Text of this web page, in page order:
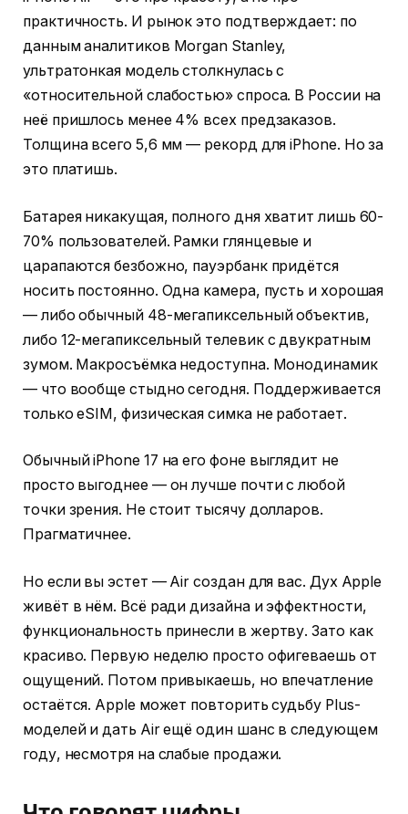
практичность. И рынок это подтверждает: по
данным аналитиков Morgan Stanley,
ультратонкая модель столкнулась с
«относительной слабостью» спроса. В России на
неё пришлось менее 4% всех предзаказов.
Толщина всего 5,6 мм — рекорд для iPhone. Но за
это платишь.
Батарея никакущая, полного дня хватит лишь 60-
70% пользователей. Рамки глянцевые и
царапаются безбожно, пауэрбанк придётся
носить постоянно. Одна камера, пусть и хорошая
— либо обычный 48-мегапиксельный объектив,
либо 12-мегапиксельный телевик с двукратным
зумом. Макросъёмка недоступна. Монодинамик
— что вообще стыдно сегодня. Поддерживается
только eSIM, физическая симка не работает.
Обычный iPhone 17 на его фоне выглядит не
просто выгоднее — он лучше почти с любой
точки зрения. Не стоит тысячу долларов.
Прагматичнее.
Но если вы эстет — Air создан для вас. Дух Apple
живёт в нём. Всё ради дизайна и эффектности,
функциональность принесли в жертву. Зато как
красиво. Первую неделю просто офигеваешь от
ощущений. Потом привыкаешь, но впечатление
остаётся. Apple может повторить судьбу Plus-
моделей и дать Air ещё один шанс в следующем
году, несмотря на слабые продажи.